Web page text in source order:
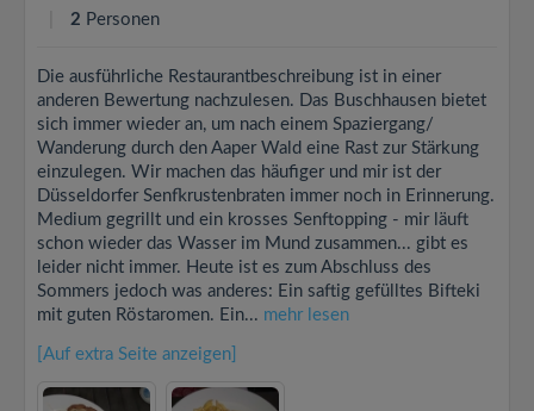
2 Personen
Die ausführliche Restaurantbeschreibung ist in einer
anderen Bewertung nachzulesen. Das Buschhausen bietet
sich immer wieder an, um nach einem Spaziergang/
Wanderung durch den Aaper Wald eine Rast zur Stärkung
einzulegen. Wir machen das häufiger und mir ist der
Düsseldorfer Senfkrustenbraten immer noch in Erinnerung.
Medium gegrillt und ein krosses Senftopping - mir läuft
schon wieder das Wasser im Mund zusammen... gibt es
leider nicht immer. Heute ist es zum Abschluss des
Sommers jedoch was anderes: Ein saftig gefülltes Bifteki
mit guten Röstaromen. Ein... mehr lesen
[Auf extra Seite anzeigen]